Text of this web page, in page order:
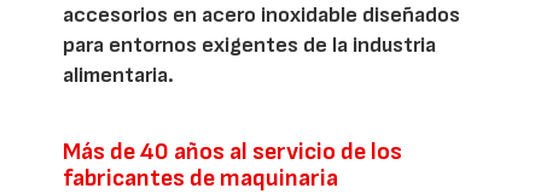
accesorios en acero inoxidable diseñados
para entornos exigentes de la industria
alimentaria.
Más de 40 años al servicio de los
fabricantes de maquinaria